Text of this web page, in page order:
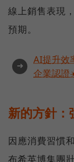
線上銷售表現
預期。
➜
AI提升效
企業認證
新的方針：
因應消費習慣
布希英博集團